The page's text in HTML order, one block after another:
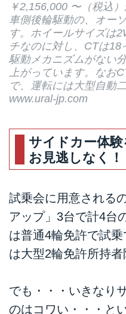
￥2,156,000 〜（税込
車側後輪駆動の、オー
す。ホイールサイズは
チなのに対し、CTは
駆動メカニズムがない
上がっています。なお
で、運転には大型自動
www.ural-jp.com
サイドカー体
お見逃しなく！
試乗会に用意される
アップ」3台で計4台
は普通4輪免許で試
は大型2輪免許所持者
でも・・・いきなり
のはコワい・・・と